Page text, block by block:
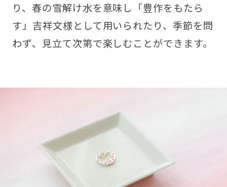
り、春の雪解け水を意味し「豊作をもたら
す」吉祥文様として用いられたり、季節を問
わず、見立て次第で楽しむことができます。